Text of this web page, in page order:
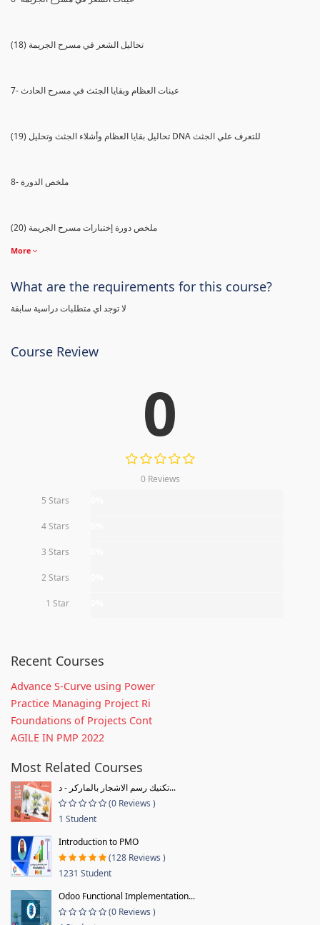
(18) تحاليل الشعر في مسرح الجريمة
7- عينات العظام وبقايا الجثث في مسرح الحادث
(19) تحاليل بقايا العظام وأشلاء الجثث وتحليل DNA للتعرف علي الجثث
8- ملخص الدورة
(20) ملخص دورة إختبارات مسرح الجريمة
More
What are the requirements for this course?
لا توجد اي متطلبات دراسية سابقة
Course Review
0
0 Reviews
5 Stars
4 Stars
3 Stars
2 Stars
1 Star
Recent Courses
Advance S-Curve using Power
Practice Managing Project Ri
Foundations of Projects Cont
AGILE IN PMP 2022
Most Related Courses
تكنيك رسم الاشجار بالماركر - د...
(0 Reviews )
1 Student
Introduction to PMO
(128 Reviews )
1231 Student
Odoo Functional Implementation...
(0 Reviews )